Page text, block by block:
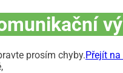
prosím chyby.Přejít